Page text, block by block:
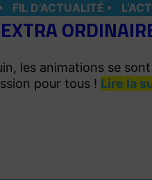
FIL D’ACTUALITÉ
les animations se
pour tous ! Lire la